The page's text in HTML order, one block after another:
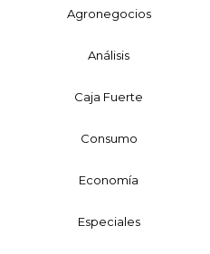
Agronegocios
Análisis
Caja Fuerte
Consumo
Economía
Especiales